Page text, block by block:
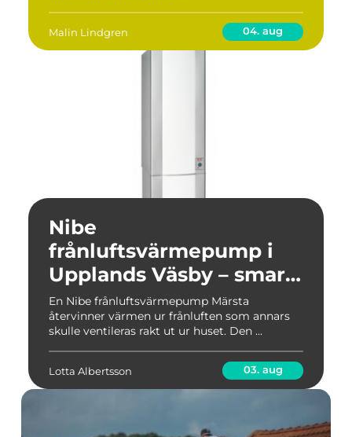
Malin Lindgren 04. aug
Nibe
frånluftsvärmepump i
Upplands Väsby – smart
värme för villor och
radhus
En Nibe frånluftsvärmepump Märsta
återvinner värmen ur frånluften som annars
skulle ventileras rakt ut ur huset. Den ...
Lotta Albertsson 03. aug